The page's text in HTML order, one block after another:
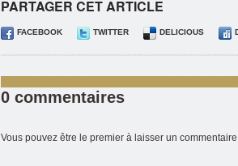
PARTAGER CET ARTICLE
FACEBOOK TWITTER DELICIOUS
0 commentaires
Vous pouvez être le premier à laisser un commentaire